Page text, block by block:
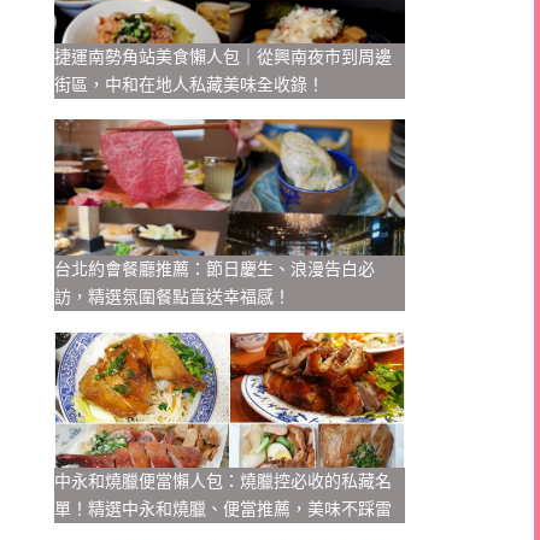
捷運南勢角站美食懶人包｜從興南夜市到周邊
街區，中和在地人私藏美味全收錄！
台北約會餐廳推薦：節日慶生、浪漫告白必
訪，精選氛圍餐點直送幸福感！
中永和燒臘便當懶人包：燒臘控必收的私藏名
單！精選中永和燒臘、便當推薦，美味不踩雷